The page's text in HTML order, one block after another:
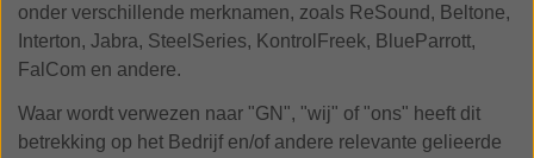
onder verschillende merknamen, zoals ReSound, Beltone,
Interton, Jabra, SteelSeries, KontrolFreek, BlueParrott,
FalCom en andere.
Waar wordt verwezen naar "GN", "wij" of "ons" heeft dit
betrekking op het Bedrijf en/of andere relevante gelieerde